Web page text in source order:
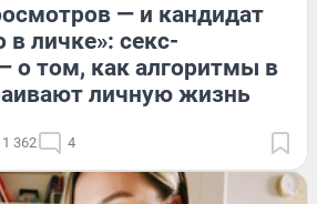
— и кандидат
в личке»: секс-
о том, как алгоритмы в
личную жизнь
1 362 4